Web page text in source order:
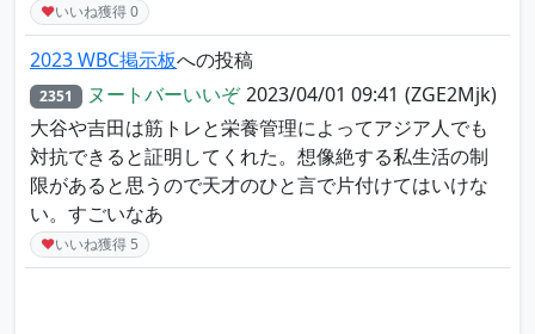
♥いいね獲得0
2023 WBC掲示板への投稿
2351 ヌートバーいいぞ 2023/04/01 09:41 (ZGE2Mjk)
大谷や吉田は筋トレと栄養管理によってアジア人でも
対抗できると証明してくれた。想像絶する私生活の制
限があると思うので天才のひと言で片付けてはいけな
い。すごいなあ
♥いいね獲得 5